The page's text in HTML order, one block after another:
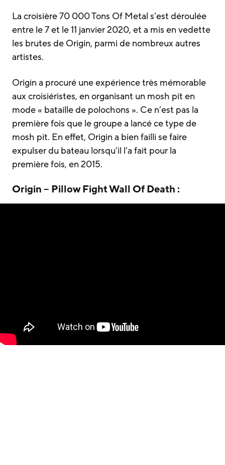
La croisière 70 000 Tons Of Metal s’est déroulée
entre le 7 et le 11 janvier 2020, et a mis en vedette
les brutes de Origin, parmi de nombreux autres
artistes.
Origin a procuré une expérience très mémorable
aux croisiéristes, en organisant un mosh pit en
mode « bataille de polochons ». Ce n’est pas la
première fois que le groupe a lancé ce type de
mosh pit. En effet, Origin a bien failli se faire
expulser du bateau lorsqu’il l’a fait pour la
première fois, en 2015.
Origin – Pillow Fight Wall Of Death :